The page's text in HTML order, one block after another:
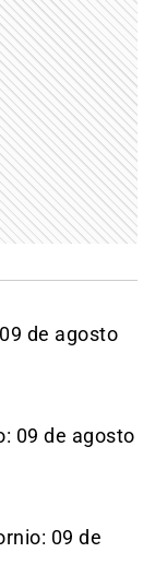
de agosto
09 de agosto
09 de